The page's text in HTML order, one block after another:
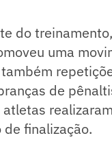
do
uma
de
finalização.